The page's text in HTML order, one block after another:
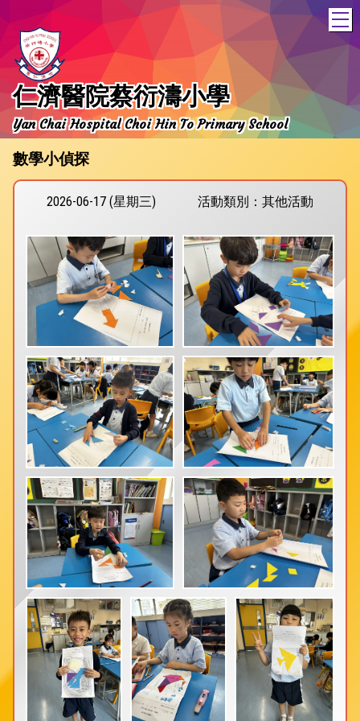
仁濟醫院蔡衍濤小學
Yan Chai Hospital Choi Hin To Primary School
數學小偵探
2026-06-17 (星期三) 活動類別：其他活動